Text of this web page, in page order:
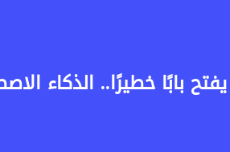
بابًا خطيرًا.. الذكاء